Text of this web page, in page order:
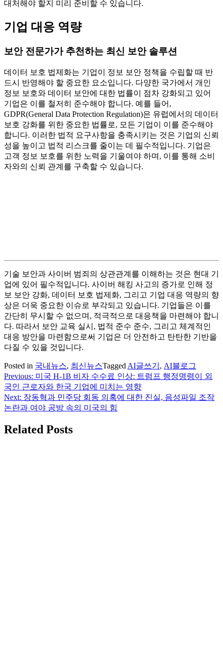
대처해야 할지 미리 준비할 수 있습니다.
기업 대응 역량
보안 전문가가 추천하는 최신 보안 솔루션
데이터 보호 법제화는 기업이 정보 보안 정책을 수립할 때 반
드시 반영해야 할 중요한 요소입니다. 다양한 국가에서 개인
정보 보호와 데이터 보안에 대한 법률이 점차 강화되고 있어
기업은 이를 철저히 준수해야 합니다. 예를 들어,
GDPR(General Data Protection Regulation)은 유럽에서의 데이터
보호 강화를 위한 중요한 법률로, 모든 기업이 이를 준수해야
합니다. 이러한 법적 요구사항을 충족시키는 것은 기업의 신뢰
성을 높이고 법적 리스크를 줄이는 데 필수적입니다. 기업은
고객 정보 보호를 위한 노력을 기울여야 하며, 이를 통해 소비
자와의 신뢰 관계를 구축할 수 있습니다.
기술 보안과 사이버 범죄의 상관관계를 이해하는 것은 현대 기
업에 있어 필수적입니다. 사이버 해킹 사고의 증가로 인해 정
보 보안 강화, 데이터 보호 법제화, 그리고 기업 대응 역량의 향
상은 더욱 중요한 이슈로 부각되고 있습니다. 기업들은 이를
간단히 무시할 수 없으며, 적극적으로 대응책을 마련해야 합니
다. 따라서 보안 교육 실시, 법적 준수 준수, 그리고 체계적인
대응 방안을 마련함으로써 기업은 더 안전하고 탄탄한 기반을
다질 수 있을 것입니다.
Posted in 국내뉴스, 최신뉴스Tagged AI글쓰기 , AI블로그
글
탐
색
Previous: 미국 H-1B 비자 수수료 인상: 트럼프 행정명령이 외
국인 근로자와 한국 기업에 미치는 영향
Next: 장동혁과 민주당 회동 의혹에 대한 진실, 음성파일 조작
논란과 여야 공방 속의 미국의 힘
Related Posts